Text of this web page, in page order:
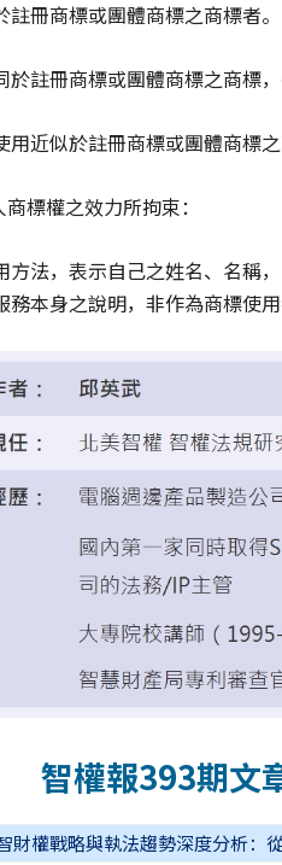
冊商標或團體商標之商標者。
註冊商標或團體商標之商標
近似於註冊商標或團體商標
標權之效力所拘束：
法，表示自己之姓名、名稱
本身之說明，非作為商標使用
智權報393期文
財權戰略與執法趨勢深度分析：